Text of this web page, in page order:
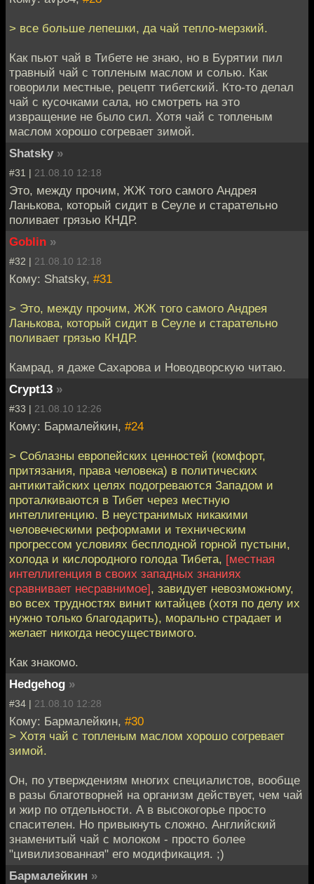
> все больше лепешки, да чай тепло-мерзкий.
Как пьют чай в Тибете не знаю, но в Бурятии пил
травный чай с топленым маслом и солью. Как
говорили местные, рецепт тибетский. Кто-то делал
чай с кусочками сала, но смотреть на это
извращение не было сил. Хотя чай с топленым
маслом хорошо согревает зимой.
Shatsky »
#31 | 21.08.10 12:18
Это, между прочим, ЖЖ того самого Андрея
Ланькова, который сидит в Сеуле и старательно
поливает грязью КНДР.
Goblin »
#32 | 21.08.10 12:18
Кому: Shatsky, #31
> Это, между прочим, ЖЖ того самого Андрея
Ланькова, который сидит в Сеуле и старательно
поливает грязью КНДР.
Камрад, я даже Сахарова и Новодворскую читаю.
Crypt13 »
#33 | 21.08.10 12:26
Кому: Бармалейкин, #24
> Соблазны европейских ценностей (комфорт,
притязания, права человека) в политических
антикитайских целях подогреваются Западом и
проталкиваются в Тибет через местную
интеллигенцию. В неустранимых никакими
человеческими реформами и техническим
прогрессом условиях бесплодной горной пустыни,
холода и кислородного голода Тибета, [местная
интеллигенция в своих западных знаниях
сравнивает несравнимое], завидует невозможному,
во всех трудностях винит китайцев (хотя по делу их
нужно только благодарить), морально страдает и
желает никогда неосуществимого.
Как знакомо.
Hedgehog »
#34 | 21.08.10 12:28
Кому: Бармалейкин, #30
> Хотя чай с топленым маслом хорошо согревает
зимой.
Он, по утверждениям многих специалистов, вообще
в разы благотворней на организм действует, чем чай
и жир по отдельности. А в высокогорье просто
спасителен. Но привыкнуть сложно. Английский
знаменитый чай с молоком - просто более
"цивилизованная" его модификация. ;)
Бармалейкин »